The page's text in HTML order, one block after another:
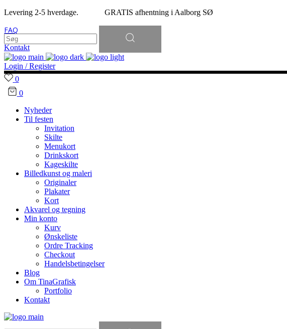
Levering 2-5 hverdage. GRATIS afhentning i Aalborg SØ
FAQ
Kontakt
Søg
efter:
Login / Register
0
0
Nyheder
Til festen
Invitation
Skilte
Menukort
Drinkskort
Kageskilte
Billedkunst og maleri
Originaler
Plakater
Kort
Akvarel og tegning
Min konto
Kurv
Ønskeliste
Ordre Tracking
Checkout
Handelsbetingelser
Blog
Om TinaGrafisk
Portfolio
Kontakt